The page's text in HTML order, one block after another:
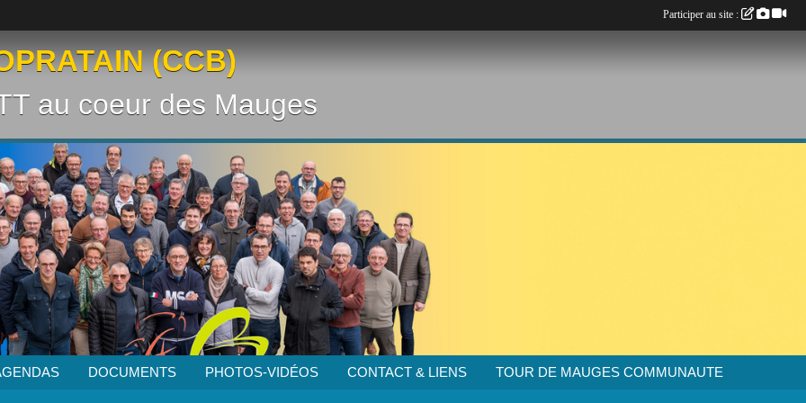
(CCB)
au coeur des Mauges
DOCUMENTS PHOTOS-VIDÉOS CONTACT & LIENS TOUR DE MAUGES COMMUNAUTE
Participer au site :